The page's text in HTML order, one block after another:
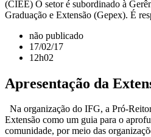
(CIEE) O setor é subordinado à
Graduação e Extensão (Gepex). É
não publicado
17/02/17
12h02
Apresentação da
Na organização do IFG, a Pró-
Extensão como um guia para o
comunidade, por meio das